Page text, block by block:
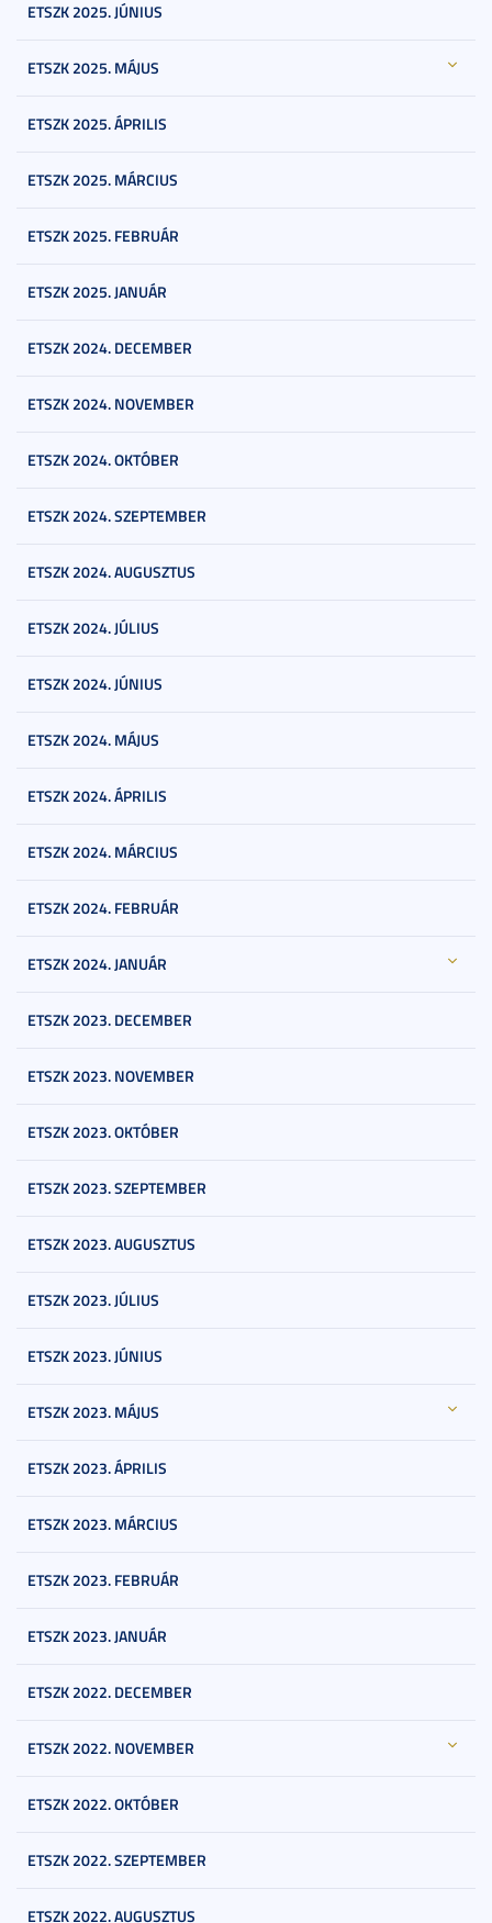
ETSZK 2025. JÚNIUS
ETSZK 2025. MÁJUS
ETSZK 2025. ÁPRILIS
ETSZK 2025. MÁRCIUS
ETSZK 2025. FEBRUÁR
ETSZK 2025. JANUÁR
ETSZK 2024. DECEMBER
ETSZK 2024. NOVEMBER
ETSZK 2024. OKTÓBER
ETSZK 2024. SZEPTEMBER
ETSZK 2024. AUGUSZTUS
ETSZK 2024. JÚLIUS
ETSZK 2024. JÚNIUS
ETSZK 2024. MÁJUS
ETSZK 2024. ÁPRILIS
ETSZK 2024. MÁRCIUS
ETSZK 2024. FEBRUÁR
ETSZK 2024. JANUÁR
ETSZK 2023. DECEMBER
ETSZK 2023. NOVEMBER
ETSZK 2023. OKTÓBER
ETSZK 2023. SZEPTEMBER
ETSZK 2023. AUGUSZTUS
ETSZK 2023. JÚLIUS
ETSZK 2023. JÚNIUS
ETSZK 2023. MÁJUS
ETSZK 2023. ÁPRILIS
ETSZK 2023. MÁRCIUS
ETSZK 2023. FEBRUÁR
ETSZK 2023. JANUÁR
ETSZK 2022. DECEMBER
ETSZK 2022. NOVEMBER
ETSZK 2022. OKTÓBER
ETSZK 2022. SZEPTEMBER
ETSZK 2022. AUGUSZTUS